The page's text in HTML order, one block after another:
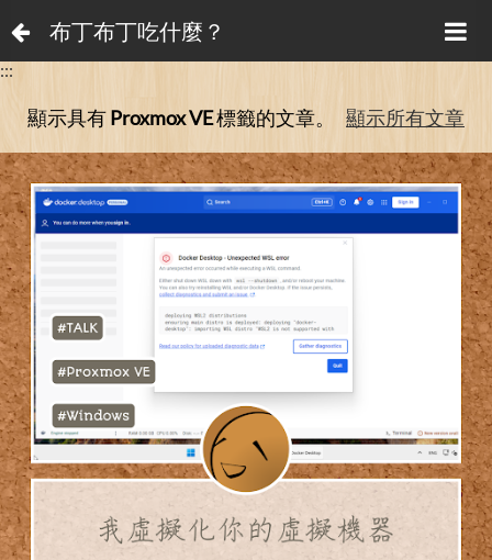
布丁布丁吃什麼？
:::
顯示具有 Proxmox VE標籤的文章。 顯示所有文章